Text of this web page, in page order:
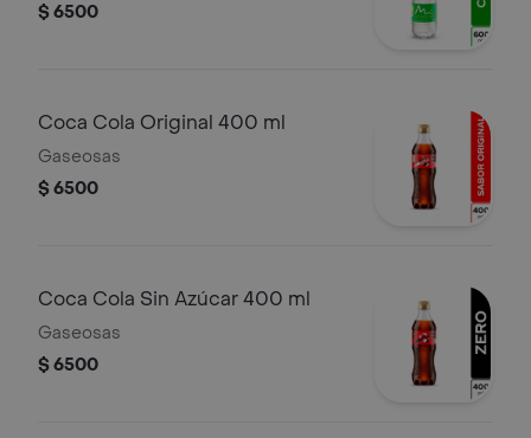
$ 6500
Coca Cola Original 400 ml
Gaseosas
$ 6500
Coca Cola Sin Azúcar 400 ml
Gaseosas
$ 6500